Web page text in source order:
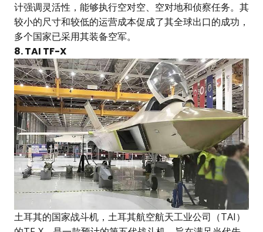
计强调灵活性，能够执行空对空、空对地和侦察任务。其
较小的尺寸和较低的运营成本促成了其全球出口的成功，
多个国家已采用其装备空军。
8. TAI TF-X
土耳其的国家战斗机，土耳其航空航天工业公司（TAI）